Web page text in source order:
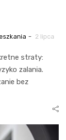
- 2 lipca
straty:
zalania.
bez